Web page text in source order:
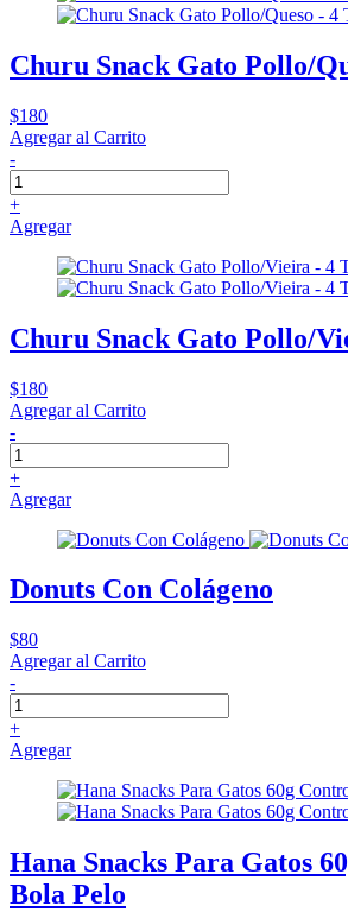
Churu Snack Gato Pollo/
$180
Agregar al Carrito
-
+
Agregar
Churu Snack Gato Pollo/
$180
Agregar al Carrito
-
+
Agregar
Donuts Con Colágeno
$80
Agregar al Carrito
-
+
Agregar
Hana Snacks Para Gatos
Bola Pelo